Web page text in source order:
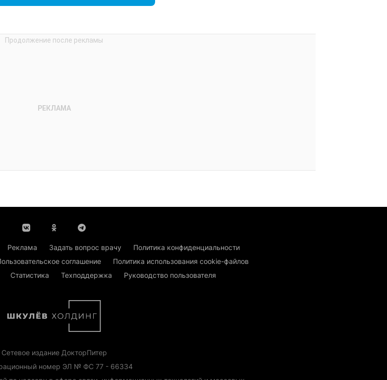
Реклама Задать вопрос врачу
Политика конфиденциальности
соглашение
Политика использования cookie-файлов
Статистика Техподдержка Руководство пользователя
Сетевое издание ДокторПитер
номер ЭЛ № ФС 77 - 66334